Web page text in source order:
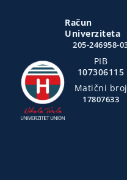
Račun
Univerziteta
205-246958-
PIB
107306115
Matični broj
17807633